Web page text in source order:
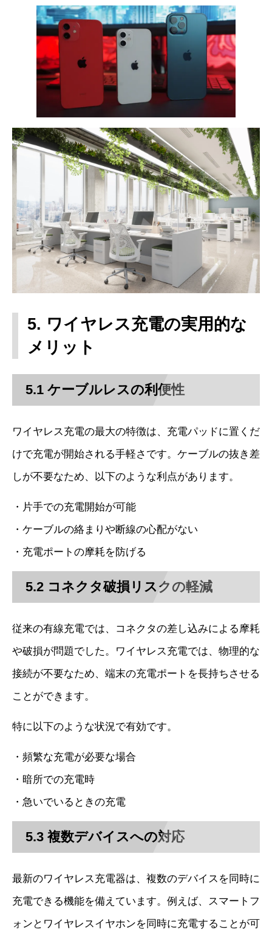
5. ワイヤレス充電の実用的な
メリット
5.1 ケーブルレスの利便性
ワイヤレス充電の最大の特徴は、充電パッドに置くだ
けで充電が開始される手軽さです。ケーブルの抜き差
しが不要なため、以下のような利点があります。
・片手での充電開始が可能
・ケーブルの絡まりや断線の心配がない
・充電ポートの摩耗を防げる
5.2 コネクタ破損リスクの軽減
従来の有線充電では、コネクタの差し込みによる摩耗
や破損が問題でした。ワイヤレス充電では、物理的な
接続が不要なため、端末の充電ポートを長持ちさせる
ことができます。
特に以下のような状況で有効です。
・頻繁な充電が必要な場合
・暗所での充電時
・急いでいるときの充電
5.3 複数デバイスへの対応
最新のワイヤレス充電器は、複数のデバイスを同時に
充電できる機能を備えています。例えば、スマートフ
ォンとワイヤレスイヤホンを同時に充電することが可